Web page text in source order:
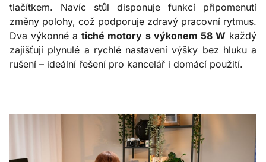
tlačítkem. Navíc stůl disponuje funkcí připomenutí
změny polohy, což podporuje zdravý pracovní rytmus.
Dva výkonné atiché motory s výkonem 58 W každý
zajišťují plynulé a rychlé nastavení výšky bez hluku a
rušení – ideální řešení pro kancelář i domácí použití.